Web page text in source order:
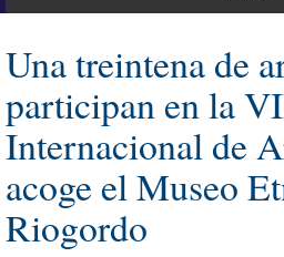
Una treintena de
participan en la
Internacional de
acoge el Museo
Riogordo